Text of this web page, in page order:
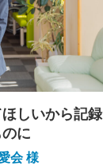
しいから記録
に
会 様